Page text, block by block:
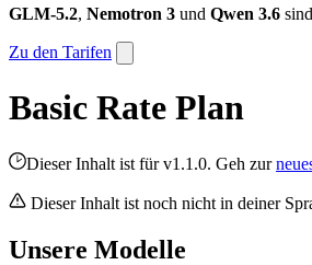
GLM-5.2, Nemotron 3 und Qwen 3.6
Zu den Tarifen
Basic Rate Plan
Dieser Inhalt ist für v1.1.0. Geh zur
Dieser Inhalt ist noch nicht in deiner
Unsere Modelle